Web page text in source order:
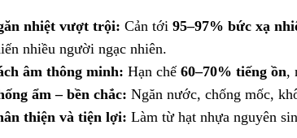
nhiệt vượt trội: Cản tới95–97% bức xạ
nhiều người ngạc nhiên.
âm thông minh: Hạn chế 60–70% tiếng ồn,
ẩm – bền chắc: Ngăn nước, chống mốc,
thiện và tiện lợi: Làm từ hạt nhựa nguyên